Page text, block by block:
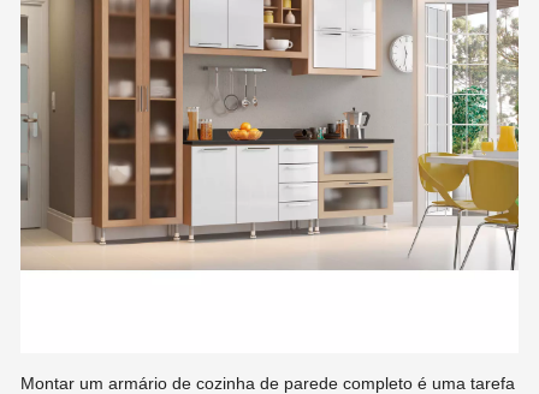
Montar um armário de cozinha de parede completo é uma tarefa